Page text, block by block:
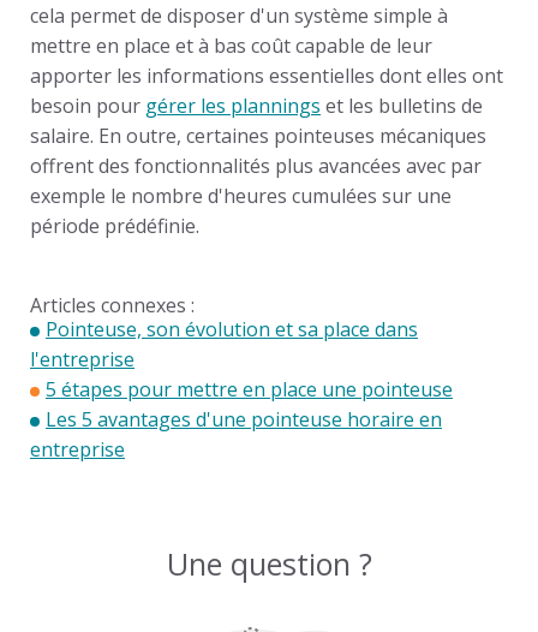
cela permet de disposer d'un système simple à
mettre en place et à bas coût capable de leur
apporter les informations essentielles dont elles ont
besoin pour gérer les plannings et les bulletins de
salaire. En outre, certaines pointeuses mécaniques
offrent des fonctionnalités plus avancées avec par
exemple le nombre d'heures cumulées sur une
période prédéfinie.
Articles connexes :
Pointeuse, son évolution et sa place dans
l'entreprise
5 étapes pour mettre en place une pointeuse
Les 5 avantages d'une pointeuse horaire en
entreprise
Une question ?